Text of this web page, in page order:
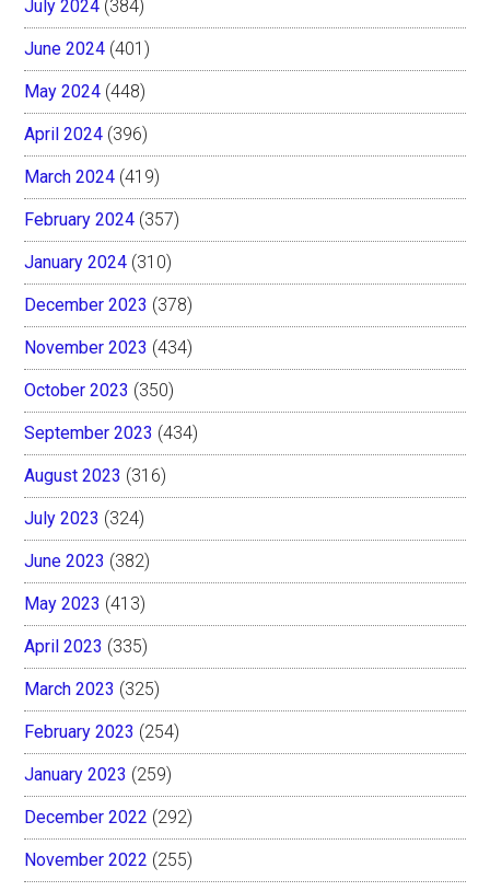
July 2024 (384)
June 2024 (401)
May 2024 (448)
April 2024 (396)
March 2024 (419)
February 2024 (357)
January 2024 (310)
December 2023 (378)
November 2023 (434)
October 2023 (350)
September 2023 (434)
August 2023 (316)
July 2023 (324)
June 2023 (382)
May 2023 (413)
April 2023 (335)
March 2023 (325)
February 2023 (254)
January 2023 (259)
December 2022 (292)
November 2022 (255)